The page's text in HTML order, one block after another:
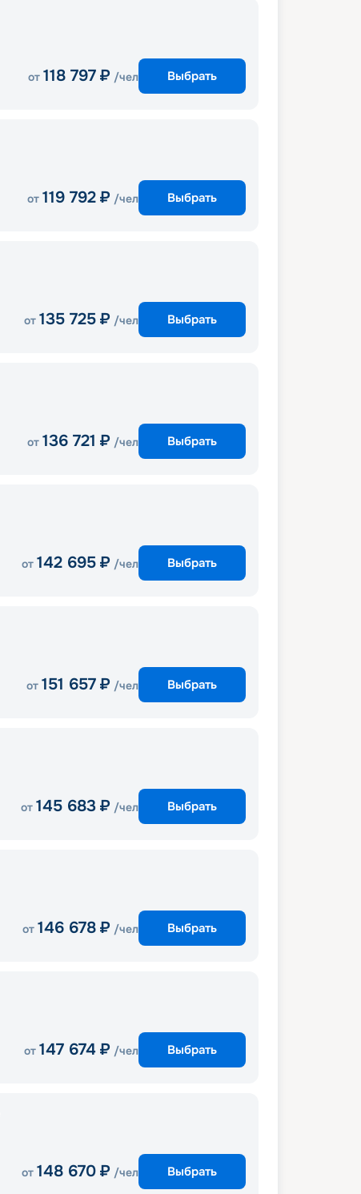
от 118 797 ₽ /чел Выбрать
от 119 792 ₽ /чел Выбрать
от 135 725 ₽ /чел Выбрать
от 136 721 ₽ /чел Выбрать
от 142 695 ₽ /чел Выбрать
от 151 657 ₽ /чел Выбрать
от 145 683 ₽ /чел Выбрать
от 146 678 ₽ /чел Выбрать
от 147 674 ₽ /чел Выбрать
от 148 670 ₽ /чел Выбрать